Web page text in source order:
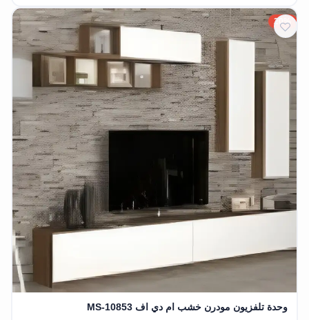
20%
وحدة تلفزيون مودرن خشب ام دي اف MS-10853